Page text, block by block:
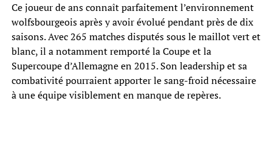
Ce joueur de ans connaît parfaitement l’environnement
wolfsbourgeois après y avoir évolué pendant près de dix
saisons. Avec 265 matches disputés sous le maillot vert et
blanc, il a notamment remporté la Coupe et la
Supercoupe d’Allemagne en 2015. Son leadership et sa
combativité pourraient apporter le sang-froid nécessaire
à une équipe visiblement en manque de repères.